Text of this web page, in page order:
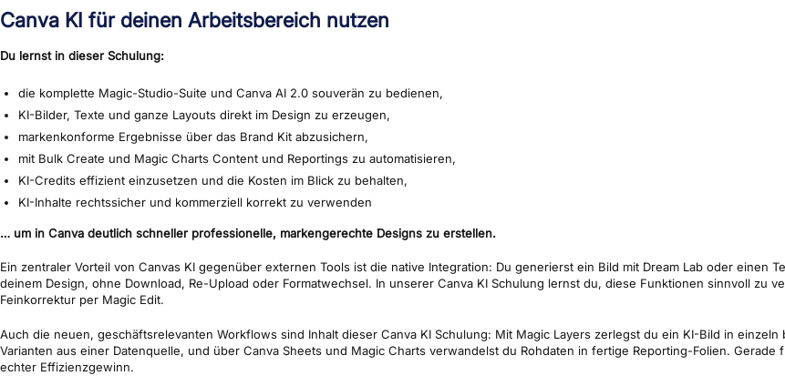
Canva KI für deinen Arbeitsbereich nutzen
Du lernst in dieser Schulung:
die komplette Magic-Studio-Suite und Canva AI 2.0 souverän zu bedienen,
KI-Bilder, Texte und ganze Layouts direkt im Design zu erzeugen,
markenkonforme Ergebnisse über das Brand Kit abzusichern,
mit Bulk Create und Magic Charts Content und Reportings zu automatisieren,
KI-Credits effizient einzusetzen und die Kosten im Blick zu behalten,
KI-Inhalte rechtssicher und kommerziell korrekt zu verwenden
… um in Canva deutlich schneller professionelle, markengerechte Designs zu erstellen.
Ein zentraler Vorteil von Canvas KI gegenüber externen Tools ist die native Integration: Du generierst ein Bild mit Dream Lab oder einen
deinem Design, ohne Download, Re-Upload oder Formatwechsel. In unserer Canva KI Schulung lernst du, diese Funktionen sinnvoll zu
Feinkorrektur per Magic Edit.
Auch die neuen, geschäftsrelevanten Workflows sind Inhalt dieser Canva KI Schulung: Mit Magic Layers zerlegst du ein KI-Bild in
Varianten aus einer Datenquelle, und über Canva Sheets und Magic Charts verwandelst du Rohdaten in fertige Reporting-Folien.
echter Effizienzgewinn.